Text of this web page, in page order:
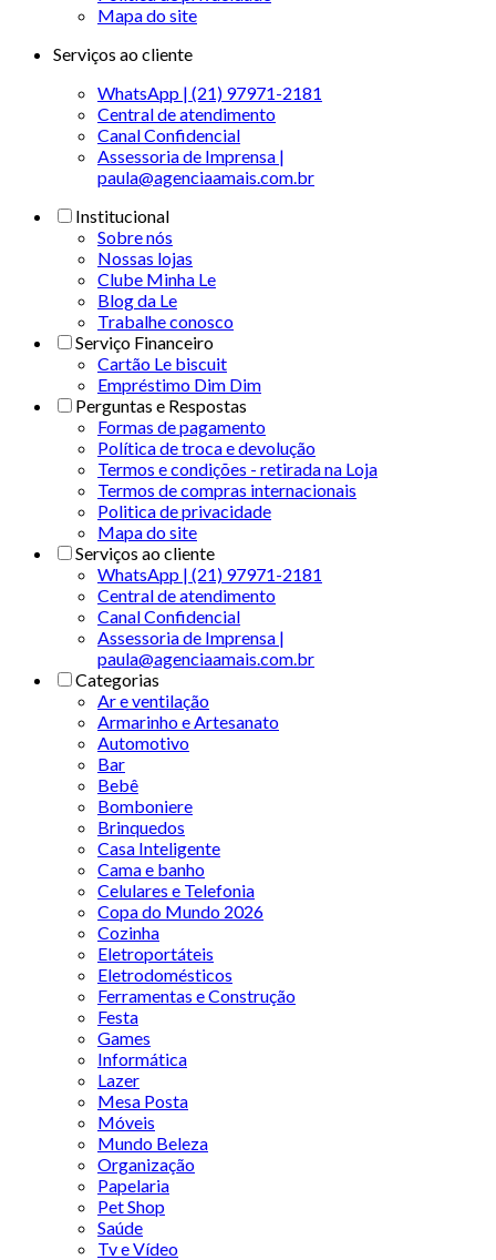
Mapa do site
Serviços ao cliente
WhatsApp | (21) 97971-2181
Central de atendimento
Canal Confidencial
Assessoria de Imprensa |
paula@agenciaamais.com.br
Institucional
Sobre nós
Nossas lojas
Clube Minha Le
Blog da Le
Trabalhe conosco
Serviço Financeiro
Cartão Le biscuit
Empréstimo Dim Dim
Perguntas e Respostas
Formas de pagamento
Política de troca e devolução
Termos e condições - retirada na Loja
Termos de compras internacionais
Politica de privacidade
Mapa do site
Serviços ao cliente
WhatsApp | (21) 97971-2181
Central de atendimento
Canal Confidencial
Assessoria de Imprensa |
paula@agenciaamais.com.br
Categorias
Ar e ventilação
Armarinho e Artesanato
Automotivo
Bar
Bebê
Bomboniere
Brinquedos
Casa Inteligente
Cama e banho
Celulares e Telefonia
Copa do Mundo 2026
Cozinha
Eletroportáteis
Eletrodomésticos
Ferramentas e Construção
Festa
Games
Informática
Lazer
Mesa Posta
Móveis
Mundo Beleza
Organização
Papelaria
Pet Shop
Saúde
Tv e Vídeo